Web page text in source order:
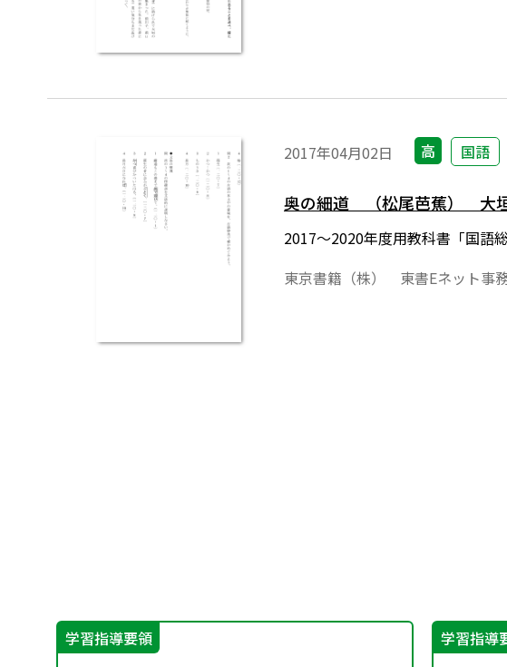
2017年04月02日 高 国語
奥の細道 （松尾芭蕉） 大垣
2017～2020年度用教科書「国語
東京書籍（株） 東書Eネット事
学習指導要領
学習指導